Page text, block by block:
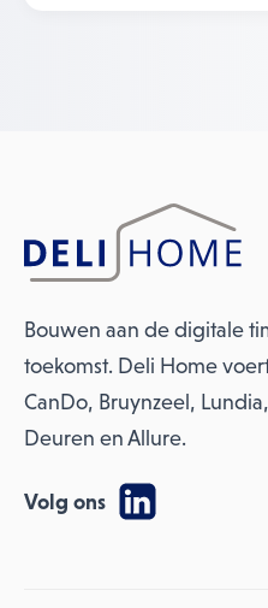
Bouwen aan de digitale
toekomst. Deli Home
CanDo, Bruynzeel,
Deuren en Allure.
Volg ons